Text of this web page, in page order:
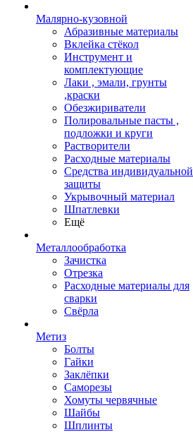
Малярно-кузовной
Абразивные материалы
Вклейка стёкол
Инструмент и
комплектующие
Лаки , эмали, грунты
,краски
Обезжириватели
Полировальные пасты ,
подложки и круги
Растворители
Расходные материалы
Средства индивидуальной
защиты
Укрывочный материал
Шпатлевки
Ещё
Металлообработка
Зачистка
Отрезка
Расходные материалы для
сварки
Свёрла
Метиз
Болты
Гайки
Заклёпки
Саморезы
Хомуты червячные
Шайбы
Шплинты